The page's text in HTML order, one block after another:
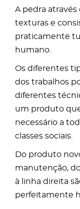
A pedra através
texturas e
praticamente
humano.
Os diferentes
dos trabalhos
diferentes
um produto
necessário a
classes sociais.
Do produto
manutenção,
à linha direita
perfeitamente